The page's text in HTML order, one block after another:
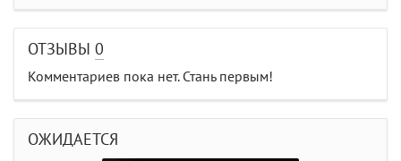
ОТЗЫВЫ 0
Комментариев пока нет. Стань первым!
ОЖИДАЕТСЯ